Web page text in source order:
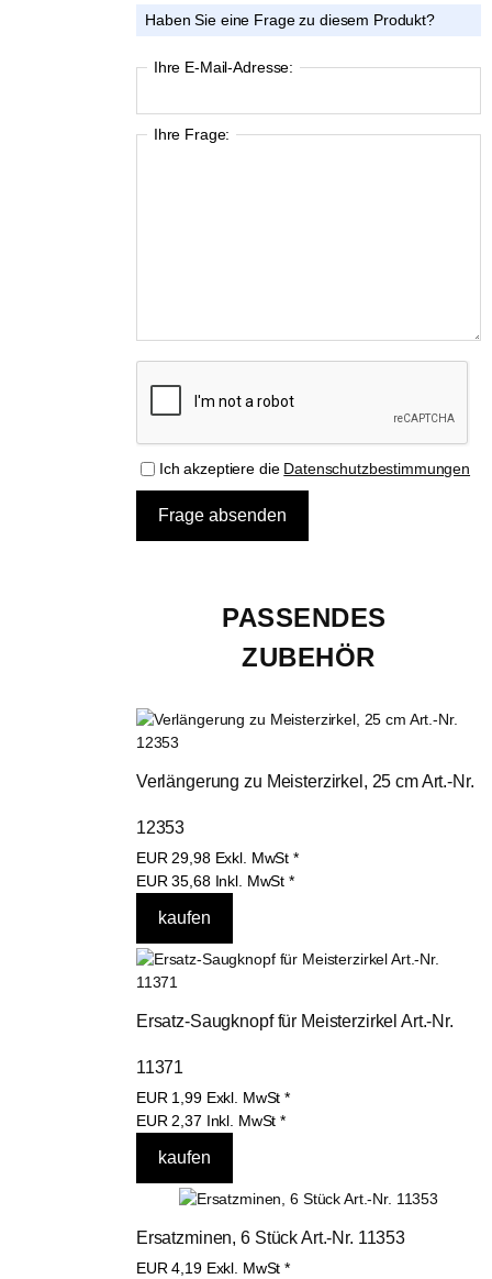
Haben Sie eine Frage zu diesem Produkt?
Ihre E-Mail-Adresse:
Ihre Frage:
Ich akzeptiere die Datenschutzbestimmungen
PASSENDES
ZUBEHÖR
Verlängerung zu Meisterzirkel, 25 cm Art.-Nr.
12353
EUR29,98 Exkl. MwSt *
EUR35,68 Inkl. MwSt *
Ersatz-Saugknopf für Meisterzirkel Art.-Nr.
11371
EUR 1,99 Exkl. MwSt *
EUR2,37 Inkl. MwSt *
Ersatzminen, 6 Stück Art.-Nr. 11353
EUR4,19 Exkl. MwSt *